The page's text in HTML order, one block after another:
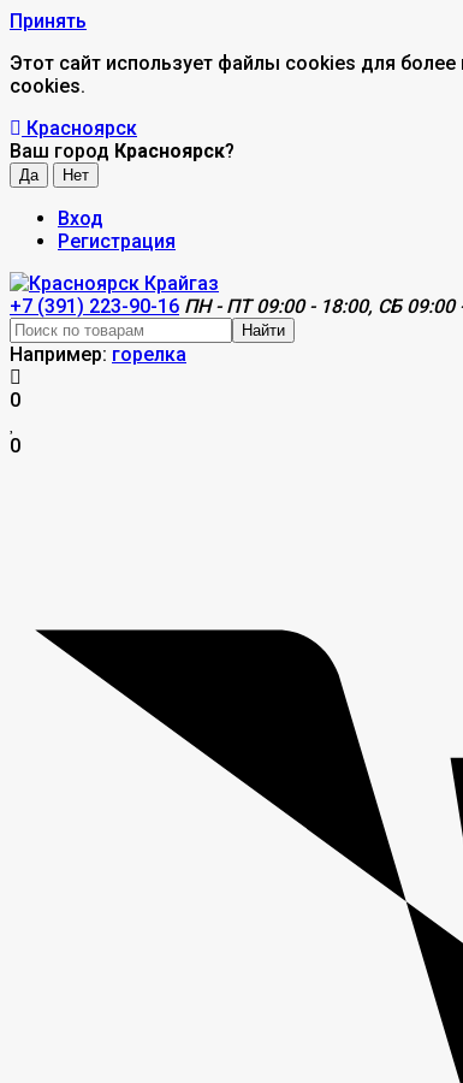
Принять
Этот сайт использует файлы cookies для
cookies.
Красноярск
Ваш город Красноярск?
Вход
Регистрация
+7 (391) 223-90-16 ПН - ПТ 09:00 - 18:00, СБ 09:00
Найти
Например: горелка
0
0